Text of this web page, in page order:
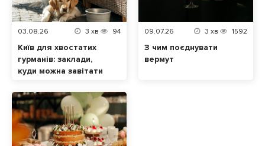
03.08.26 3 хв 94
Київ для хвостатих
гурманів: заклади,
куди можна завітати
улюбленцем
09.07.26 3 хв 1592
З чим поєднувати
вермут